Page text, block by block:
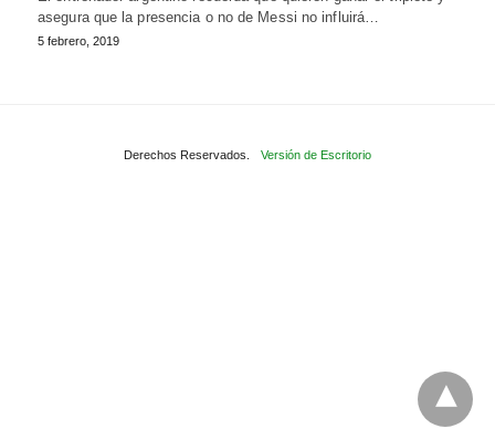
asegura que la presencia o no de Messi no influirá…
5 febrero, 2019
Derechos Reservados. Versión de Escritorio